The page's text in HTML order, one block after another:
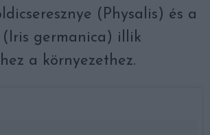
(Physalis) és a
(Iris germanica) illik
a környezethez.